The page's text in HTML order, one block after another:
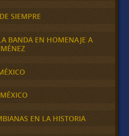
SIEMPRE
BANDA EN HOMENAJE A
EN LA HISTORIA